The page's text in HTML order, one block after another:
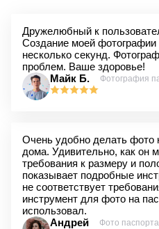
Дружелюбный к
Создание моей фотографии
несколько секунд.
проблем. Ваше здоровье!
Майк Б.
Фотография
Очень удобно делать фото
дома. Удивительно, как он
требования к размеру и
показывает подробные
не соответствует
инструмент для фото на
использовал.
Андрей
Фото